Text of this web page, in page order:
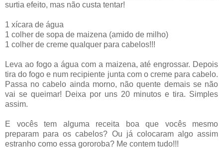
surtia efeito, mas não custa tentar!
1 xícara de água
1 colher de sopa de maizena (amido de milho)
1 colher de creme qualquer para cabelos!!!
Leva ao fogo a água com a maizena, até engrossar. Depois
tira do fogo e num recipiente junta com o creme para cabelo.
Passa no cabelo ainda morno, não quente demais se não
vai se queimar! Deixa por uns 20 minutos e tira. Simples
assim.
E vocês tem alguma receita boa que vocês mesmo
preparam para os cabelos? Ou já colocaram algo assim
estranho como essa gororoba? Me contem tudo!!!